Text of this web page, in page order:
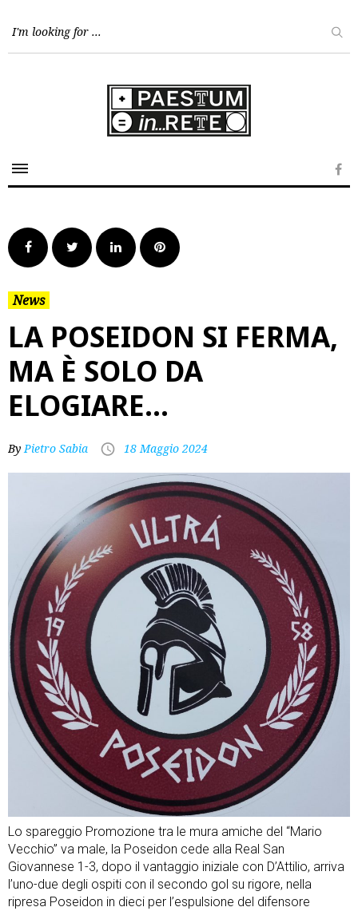
FacebookTwitter LinkedInPinterest
News
LA POSEIDON SI FERMA,
MA È SOLO DA
ELOGIARE…
ByPietro Sabia 18 Maggio 2024
Lo spareggio Promozione tra le mura amiche del “Mario
Vecchio” va male, la Poseidon cede alla Real San
Giovannese 1-3, dopo il vantaggio iniziale con D’Attilio, arriva
l’uno-due degli ospiti con il secondo gol su rigore, nella
ripresa Poseidon in dieci per l’espulsione del difensore